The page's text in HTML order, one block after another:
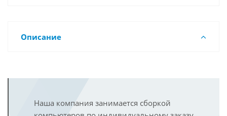
Описание
Наша компания занимается сборкой